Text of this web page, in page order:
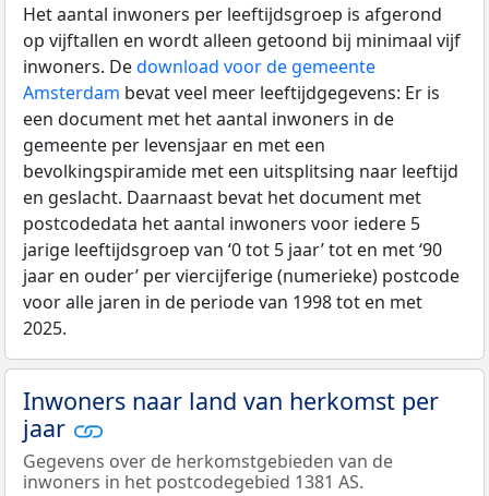
Het aantal inwoners per leeftijdsgroep is afgerond
op vijftallen en wordt alleen getoond bij minimaal vijf
inwoners. Dedownload voor de gemeente
Amsterdam bevat veel meer leeftijdgegevens: Er is
een document met het aantal inwoners in de
gemeente per levensjaar en met een
bevolkingspiramide met een uitsplitsing naar leeftijd
en geslacht. Daarnaast bevat het document met
postcodedata het aantal inwoners voor iedere 5
jarige leeftijdsgroep van ‘0 tot 5 jaar’ tot en met ‘90
jaar en ouder’ per viercijferige (numerieke) postcode
voor alle jaren in de periode van 1998 tot en met
2025.
Inwoners naar land van herkomst per
jaar
Gegevens over de herkomstgebieden van de
inwoners in het postcodegebied 1381 AS.